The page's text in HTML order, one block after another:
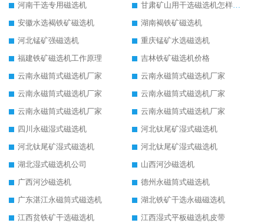
河南干选专用磁选机
甘肃矿山用干选磁选机怎样调磁
安徽水选褐铁矿磁选机
湖南褐铁矿磁选机
河北锰矿强磁选机
重庆锰矿水选磁选机
福建铁矿磁选机工作原理
吉林铁矿磁选机价格
云南永磁筒式磁选机厂家
云南永磁筒式磁选机厂家
云南永磁筒式磁选机厂家
云南永磁筒式磁选机厂家
云南永磁筒式磁选机厂家
云南永磁筒式磁选机厂家
四川永磁湿式磁选机
河北钛尾矿湿式磁选机
河北钛尾矿湿式磁选机
河北钛尾矿湿式磁选机
湖北湿式磁选机公司
山西河沙磁选机
广西河沙磁选机
德州永磁筒式磁选机
广东湛江永磁筒式磁选机
湖北铁矿干选永磁磁选机
江西贫铁矿干选磁选机
江西湿式平板磁选机皮带